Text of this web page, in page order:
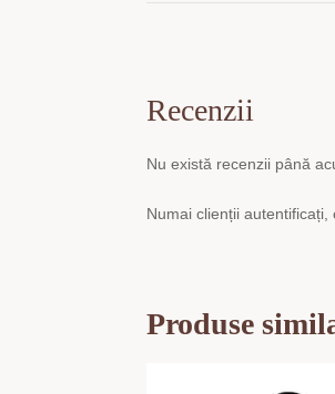
Recenzii
Nu există recenzii până
Numai clienții
Produse